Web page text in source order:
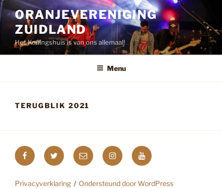
Ga
naar
de
inhoud
ORANJEVERENIGING
ZUIDLAND
Het Koningshuis is van ons allemaal!
Menu
TERUGBLIK 2021
FacebookTwitter E-
mail
InstagramYouTube
Privacyverklaring Ondersteund door WordPress